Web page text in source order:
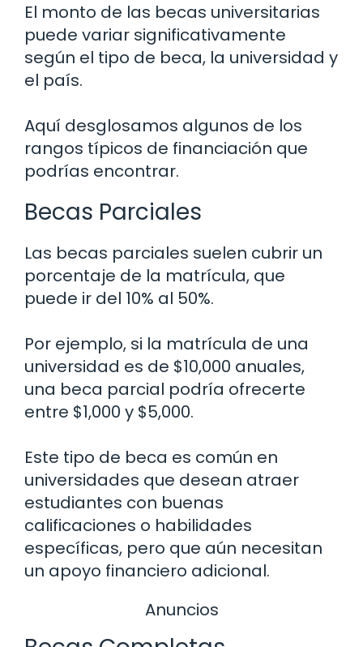
El monto de las becas universitarias
puede variar significativamente
según el tipo de beca, la universidad y
el país.
Aquí desglosamos algunos de los
rangos típicos de financiación que
podrías encontrar.
Becas Parciales
Las becas parciales suelen cubrir un
porcentaje de la matrícula, que
puede ir del 10% al 50%.
Por ejemplo, si la matrícula de una
universidad es de $10,000 anuales,
una beca parcial podría ofrecerte
entre $1,000 y $5,000.
Este tipo de beca es común en
universidades que desean atraer
estudiantes con buenas
calificaciones o habilidades
específicas, pero que aún necesitan
un apoyo financiero adicional.
Anuncios